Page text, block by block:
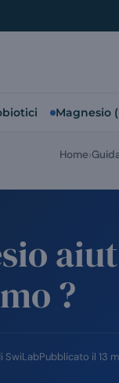
Magnesio
?
SwiLabPubblicato il 13
Home